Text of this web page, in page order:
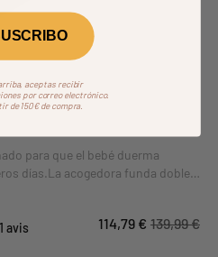
para que el bebé duerma
días.La acogedora funda doble
1 avis 114,79 € 139,99 €
aceptas recibir
por correo electrónico.
de 150€ de compra.